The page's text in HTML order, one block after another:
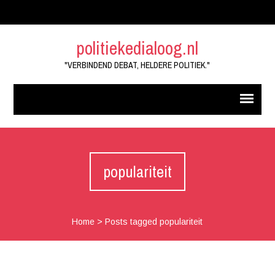
politiekedialoog.nl
"VERBINDEND DEBAT, HELDERE POLITIEK."
populariteit
Home >Posts tagged populariteit